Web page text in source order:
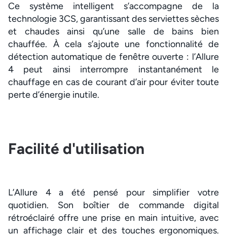
Ce système intelligent s’accompagne de la
technologie 3CS, garantissant des serviettes sèches
et chaudes ainsi qu’une salle de bains bien
chauffée. À cela s’ajoute une fonctionnalité de
détection automatique de fenêtre ouverte : l’Allure
4 peut ainsi interrompre instantanément le
chauffage en cas de courant d’air pour éviter toute
perte d’énergie inutile.
Facilité d'utilisation
L’Allure 4 a été pensé pour simplifier votre
quotidien. Son boîtier de commande digital
rétroéclairé offre une prise en main intuitive, avec
un affichage clair et des touches ergonomiques.